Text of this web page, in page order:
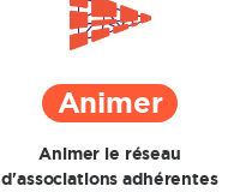
Animer
Animer le réseau
d'associations adhérentes